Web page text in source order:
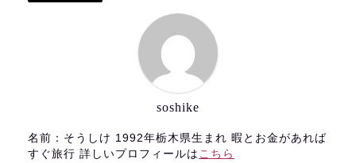
soshike
名前：そうしけ 1992年栃木県生まれ 暇とお金があれば
すぐ旅行 詳しいプロフィールは こちら